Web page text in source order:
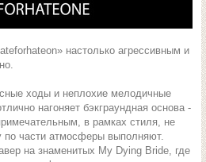
настолько агрессивным и
ходы и неплохие мелодичные
нагоняет бэкграундная основа -
в рамках стиля, не
части атмосферы выполняют.
на знаменитых My Dying Bride, где